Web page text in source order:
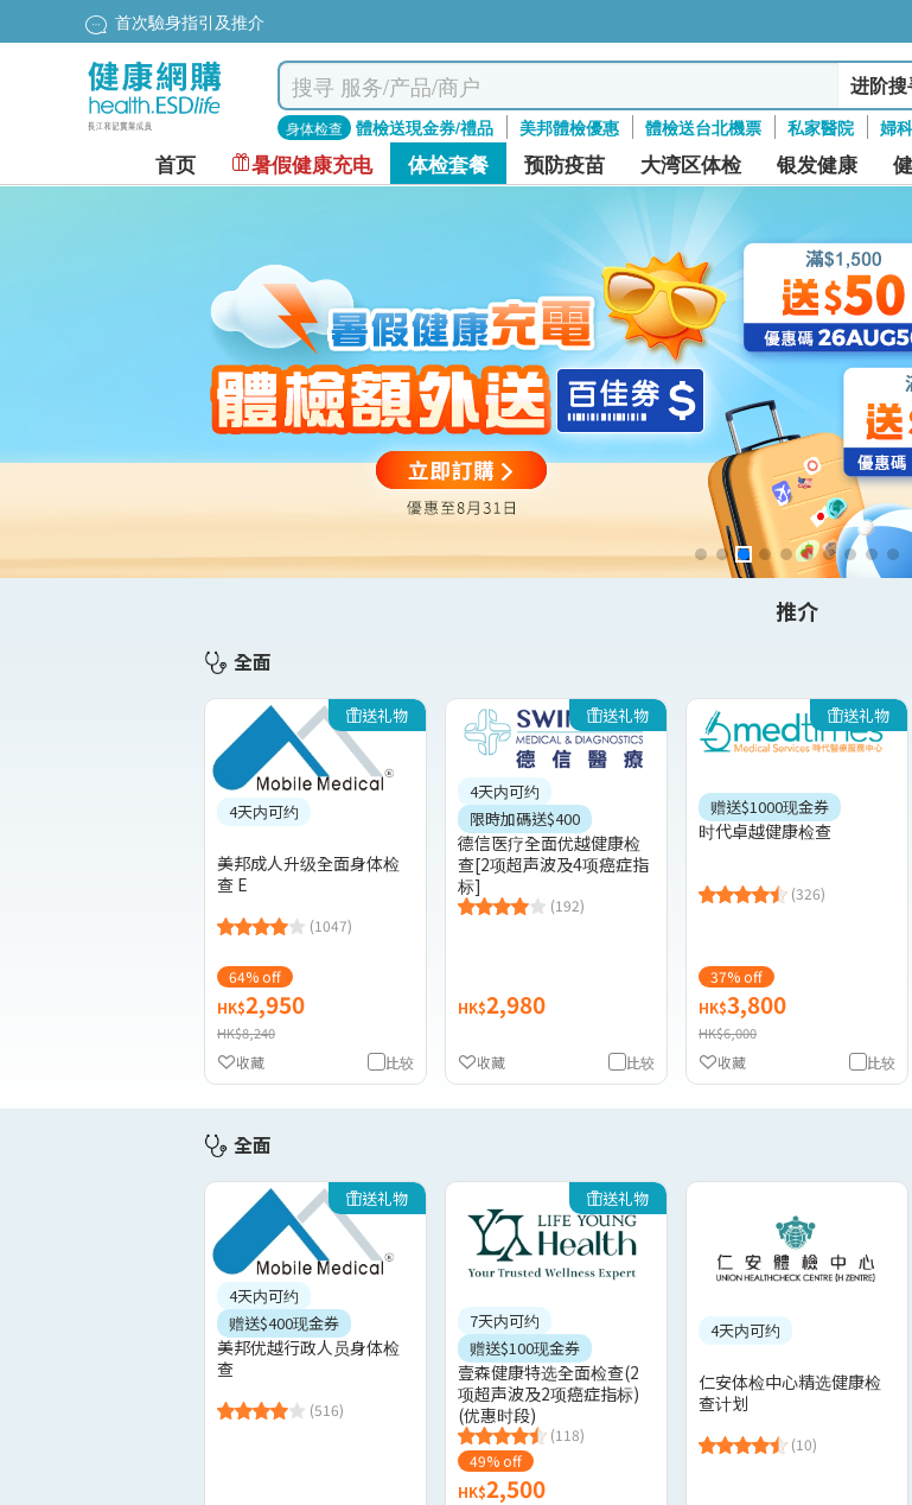
首次驗身指引及推介
进阶搜
身体检查 體檢送現金券/禮品 美邦體檢優惠 體檢送台北機票 私家醫院 婦
首页 暑假健康充电 体检套餐 预防疫苗 大湾区体检 银发健康
推介
全面
送礼物
4天内可约
美邦成人升级全面身体检
查 E
(1047)
64% off
HK$2,950
HK$8,240
比较
收藏
送礼物
4天内可约
限時加碼送$400
德信医疗全面优越健康检
查[2项超声波及4项癌症指
标]
(192)
HK$2,980
比较
收藏
送礼物
赠送$1000现金券
时代卓越健康检查
(326)
37% off
HK$3,800
HK$6,000
比较
收藏
全面
送礼物
4天内可约
赠送$400现金券
美邦优越行政人员身体检
查
(516)
送礼物
7天内可约
赠送$100现金券
壹森健康特选全面检查(2
项超声波及2项癌症指标)
(优惠时段)
(118)
49% off
HK$2,500
4天内可约
仁安体检中心精选健康检
查计划
(10)